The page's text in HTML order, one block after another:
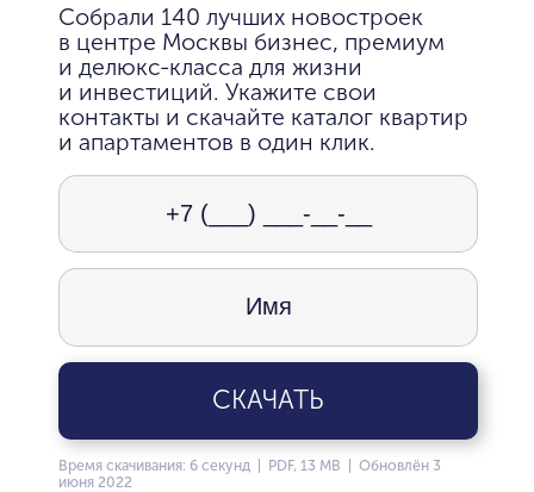
Собрали 140 лучших новостроек
в центре Москвы бизнес, премиум
и делюкс-класса для жизни
и инвестиций. Укажите свои
контакты и скачайте каталог квартир
и апартаментов в один клик.
СКАЧАТЬ
Время скачивания: 6 секунд | PDF, 13 MB | Обновлён 3
июня 2022